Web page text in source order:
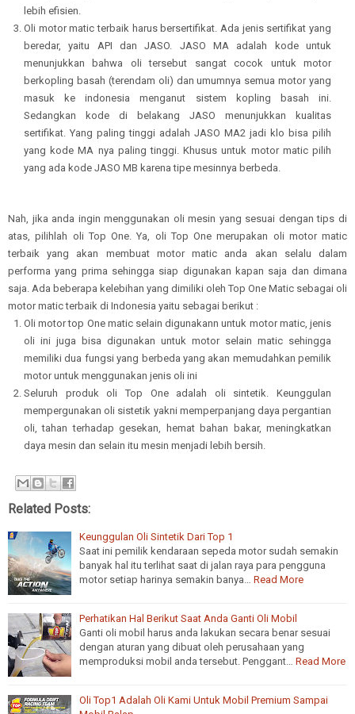
lebih efisien.
Oli motor matic terbaik harus bersertifikat. Ada jenis sertifikat yang
beredar, yaitu API dan JASO. JASO MA adalah kode untuk
menunjukkan bahwa oli tersebut sangat cocok untuk motor
berkopling basah (terendam oli) dan umumnya semua motor yang
masuk ke indonesia menganut sistem kopling basah ini.
Sedangkan kode di belakang JASO menunjukkan kualitas
sertifikat. Yang paling tinggi adalah JASO MA2 jadi klo bisa pilih
yang kode MA nya paling tinggi. Khusus untuk motor matic pilih
yang ada kode JASO MB karena tipe mesinnya berbeda.
Nah, jika anda ingin menggunakan oli mesin yang sesuai dengan tips di
atas, pilihlah oli Top One. Ya, oli Top One merupakan oli motor matic
terbaik yang akan membuat motor matic anda akan selalu dalam
performa yang prima sehingga siap digunakan kapan saja dan dimana
saja. Ada beberapa kelebihan yang dimiliki oleh Top One Matic sebagai oli
motor matic terbaik di Indonesia yaitu sebagai berikut :
Oli motor top One matic selain digunakann untuk motor matic, jenis
oli ini juga bisa digunakan untuk motor selain matic sehingga
memiliki dua fungsi yang berbeda yang akan memudahkan pemilik
motor untuk menggunakan jenis oli ini
Seluruh produk oli Top One adalah oli sintetik. Keunggulan
mempergunakan oli sistetik yakni memperpanjang daya pergantian
oli, tahan terhadap gesekan, hemat bahan bakar, meningkatkan
daya mesin dan selain itu mesin menjadi lebih bersih.
Related Posts:
Keunggulan Oli Sintetik Dari Top 1
Saat ini pemilik kendaraan sepeda motor sudah semakin
banyak hal itu terlihat saat di jalan raya para pengguna
motor setiap harinya semakin banya… Read More
Perhatikan Hal Berikut Saat Anda Ganti Oli Mobil
Ganti oli mobil harus anda lakukan secara benar sesuai
dengan aturan yang dibuat oleh perusahaan yang
memproduksi mobil anda tersebut. Penggant… Read More
Oli Top1 Adalah Oli Kami Untuk Mobil Premium Sampai